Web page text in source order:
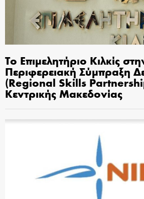
Το Επιμελητήριο Κιλκίς
Περιφερειακή Σύμπραξη
(Regional Skills
Κεντρικής Μακεδονίας